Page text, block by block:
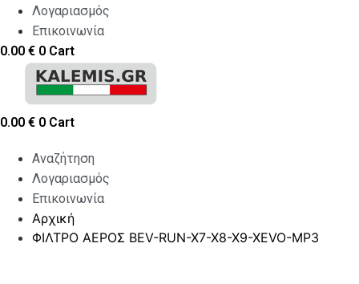
Λογαριασμός
Επικοινωνία
0.00 € 0 Cart
0.00 € 0 Cart
Αναζήτηση
Λογαριασμός
Επικοινωνία
Αρχική
ΦΙΛΤΡΟ ΑΕΡΟΣ BEV-RUN-X7-X8-X9-XEVO-MP3